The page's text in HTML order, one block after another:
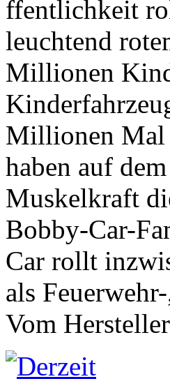
ffentlichkeit
leuchtend
Millionen
Millionen Mal
haben auf
Muskelkraft
Bobby-Car-
Car rollt
als
Vom